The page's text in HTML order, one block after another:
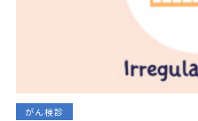
がん検診